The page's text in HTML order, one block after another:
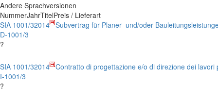
Andere Sprachversionen
NummerJahrTitelPreis / Lieferart
SIA 1001/3
D-1001/3
?
2014 Subvertrag für Planer- und/oder
SIA 1001/3
I-1001/3
?
2014 Contratto di progettazione e/o di direzione dei lavori